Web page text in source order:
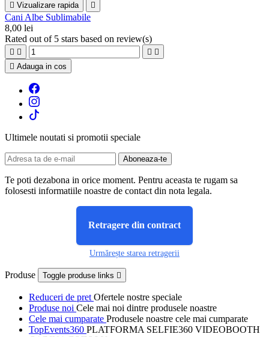
 Vizualizare rapida 
Cani Albe Sublimabile
8,00 lei
Rated out of 5 stars based on review(s)
   
 Adauga in cos
Ultimele noutati si promotii speciale
Te poti dezabona in orice moment. Pentru aceasta te rugam sa
folosesti informatiile noastre de contact din nota legala.
Retragere din contract
Urmărește starea retragerii
Produse Toggle produse links 
Reduceri de pret Ofertele nostre speciale
Produse noi Cele mai noi dintre produsele noastre
Cele mai cumparate Produsele noastre cele mai cumparate
TopEvents360 PLATFORMA SELFIE360 VIDEOBOOTH